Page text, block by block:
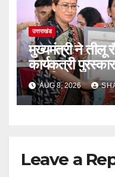
उत्तराखंड
मुख्यमंत्री ने तीलू
कार्यकत्री
सम्मानित
AUG 8, 2026
Leave a